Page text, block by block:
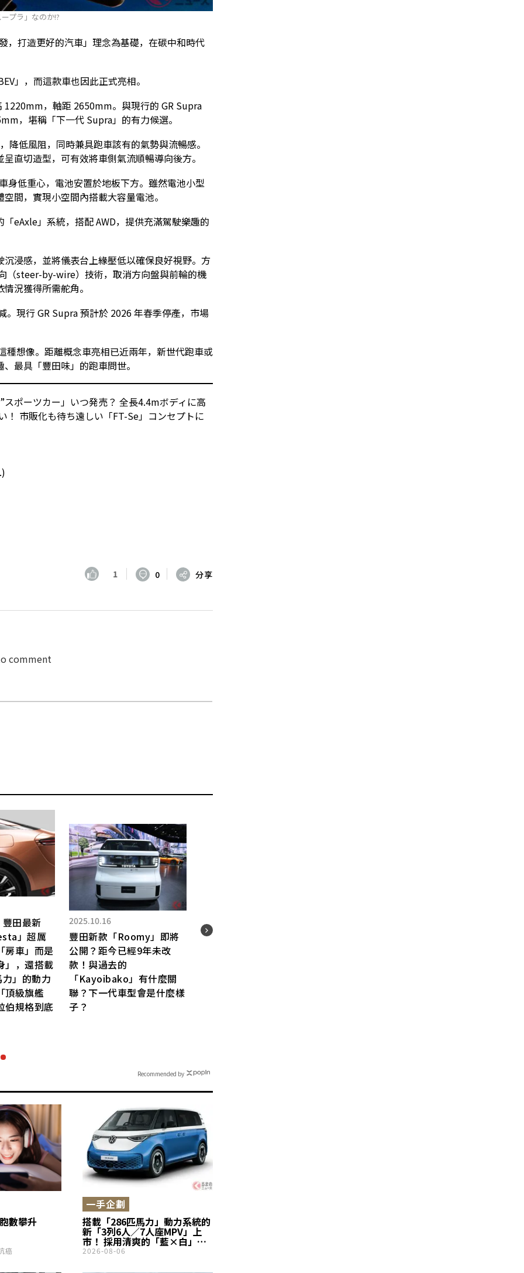
プラ」なのか!?
，打造更好的汽車」理念為基礎，在碳中和時代
」，而這款車也因此正式亮相。
，軸距 2650mm。與現行的 GR Supra
，堪稱「下一代 Supra」的有力候選。
低風阻，同時兼具跑車該有的氣勢與流暢感。
直切造型，可有效將車側氣流順暢導向後方。
身低重心，電池安置於地板下方。雖然電池小型
間，實現小空間內搭載大容量電池。
eAxle」系統，搭配 AWD，提供充滿駕駛樂趣的
浸感，並將儀表台上緣壓低以確保良好視野。方
（steer-by-wire）技術，取消方向盤與前輪的機
況獲得所需舵角。
現行 GR Supra 預計於 2026 年春季停產，市場
想像。距離概念車亮相已近兩年，新世代跑車或
最具「豐田味」的跑車問世。
ポーツカー」いつ発売？ 全長4.4mボディに高
！ 市販化も待ち遠しい「FT-Se」コンセプトに
1 0 分享
comment
田最新
」超厲
房車」而是
」，還搭載
」的動力
頂級旗艦
伯規格到底
2025.10.16
豐田新款「Roomy」即將
公開？距今已經9年未改
款！與過去的
「Kayoibako」有什麼關
聯？下一代車型會是什麼樣
子？
數攀升
癌
搭載「286匹馬力」動力系統的
新「3列6人／7人座MPV」上
市！ 採用清爽的「藍×白」配
色與高質感座椅！
一手企劃
2026-08-06
Recommended by